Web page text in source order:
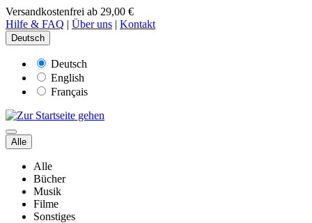
Versandkostenfrei ab 29,00 €
Hilfe & FAQ | Über uns | Kontakt
Deutsch
Deutsch
English
Français
Alle
Alle
Bücher
Musik
Filme
Sonstiges